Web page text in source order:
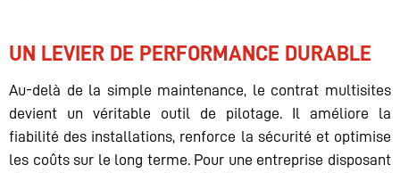
UN LEVIER DE PERFORMANCE DURABLE
Au-delà de la simple maintenance, le contrat multisites
devient un véritable outil de pilotage. Il améliore la
fiabilité des installations, renforce la sécurité et optimise
les coûts sur le long terme. Pour une entreprise disposant